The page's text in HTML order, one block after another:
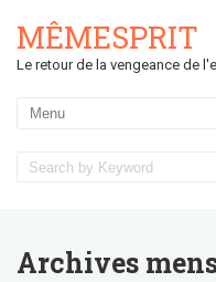
MÊMESPRIT
Le retour de la vengeance de
Archives